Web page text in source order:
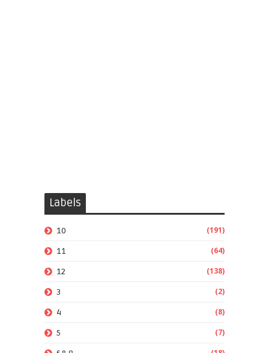
Labels
10 (191)
11 (64)
12 (138)
3 (2)
4 (8)
5 (7)